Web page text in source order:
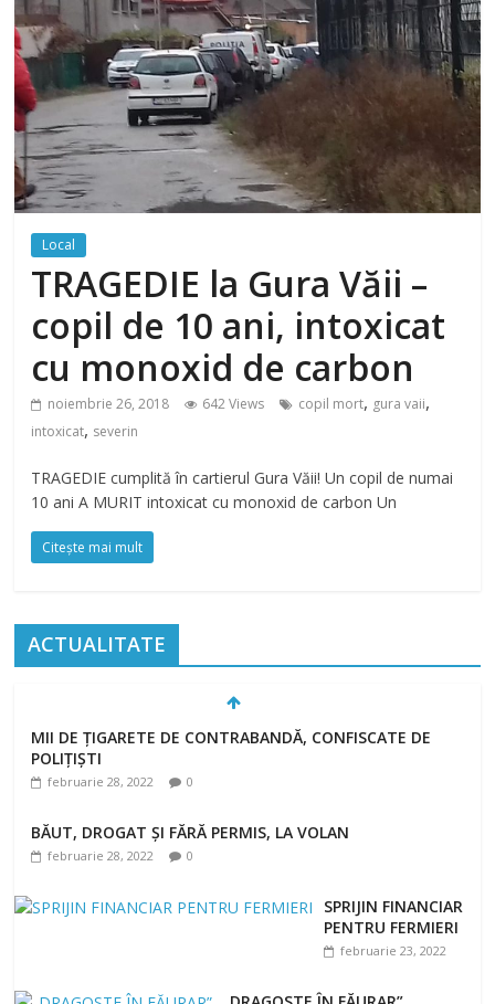
Local
TRAGEDIE la Gura Văii –
copil de 10 ani, intoxicat
cu monoxid de carbon
noiembrie 26, 2018 642 Views copil mort, gura vaii,
intoxicat, severin
TRAGEDIE cumplită în cartierul Gura Văii! Un copil de numai
10 ani A MURIT intoxicat cu monoxid de carbon Un
Citește mai mult
ACTUALITATE
MII DE ȚIGARETE DE CONTRABANDĂ, CONFISCATE DE
POLIȚIȘTI
februarie 28, 2022 0
BĂUT, DROGAT ȘI FĂRĂ PERMIS, LA VOLAN
februarie 28, 2022 0
SPRIJIN FINANCIAR
PENTRU FERMIERI
februarie 23, 2022